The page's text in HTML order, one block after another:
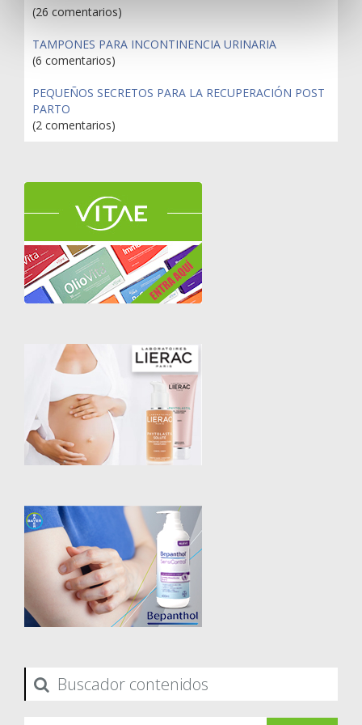
(26 comentarios)
TAMPONES PARA INCONTINENCIA URINARIA
(6 comentarios)
PEQUEÑOS SECRETOS PARA LA RECUPERACIÓN POST
PARTO
(2 comentarios)
Buscador contenidos